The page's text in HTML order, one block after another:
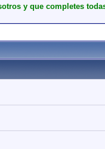
y que completes